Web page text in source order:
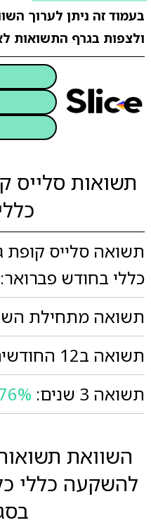
בעמוד זה ניתן לערוך
ולצפות בגרף התשואות
תשואות סלייס
תשואה סלייס
כללי בחודש פברואר:
תשואה מתחילת
תשואה ב12 החודשים האחרונים:
תשואה 3 שנים:
השוואת
להשקעה כללי